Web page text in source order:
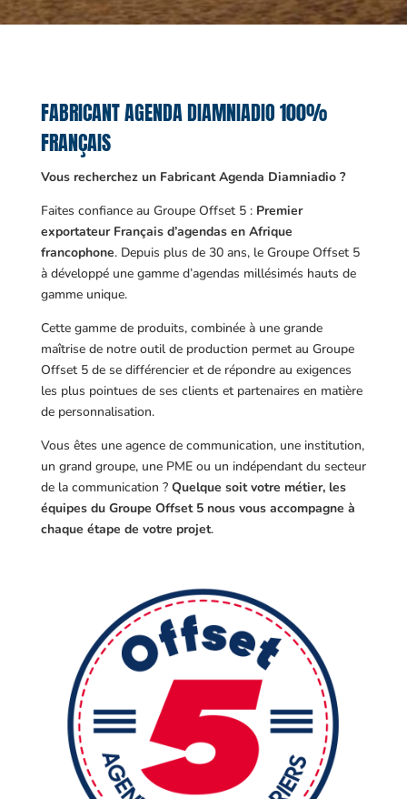
FABRICANT AGENDA DIAMNIADIO 100%
FRANÇAIS
Vous recherchez un Fabricant Agenda Diamniadio ?
Faites confiance au Groupe Offset 5 : Premier
exportateur Français d’agendas en Afrique
francophone. Depuis plus de 30 ans, le Groupe Offset 5
à développé une gamme d’agendas millésimés hauts de
gamme unique.
Cette gamme de produits, combinée à une grande
maîtrise de notre outil de production permet au Groupe
Offset 5 de se différencier et de répondre au exigences
les plus pointues de ses clients et partenaires en matière
de personnalisation.
Vous êtes une agence de communication, une institution,
un grand groupe, une PME ou un indépendant du secteur
de la communication ? Quelque soit votre métier, les
équipes du Groupe Offset 5 nous vous accompagne à
chaque étape de votre projet.